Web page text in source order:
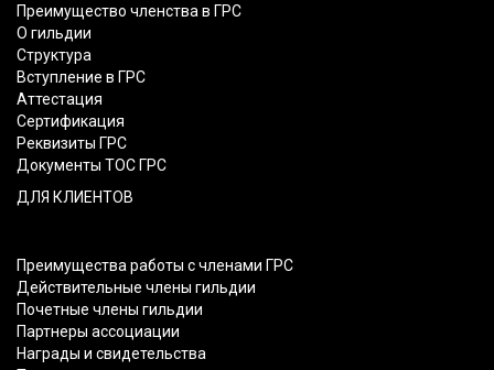
Преимущество членства в ГРС
О гильдии
Структура
Вступление в ГРС
Аттестация
Сертификация
Реквизиты ГРС
Документы ТОС ГРС
ДЛЯ КЛИЕНТОВ
Преимущества работы с членами ГРС
Действительные члены гильдии
Почетные члены гильдии
Партнеры ассоциации
Награды и свидетельства